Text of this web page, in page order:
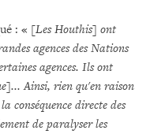
: « [Les Houthis] ont
agences des Nations
agences. Ils ont
Ainsi, rien qu'en raison
conséquence directe des
de paralyser les